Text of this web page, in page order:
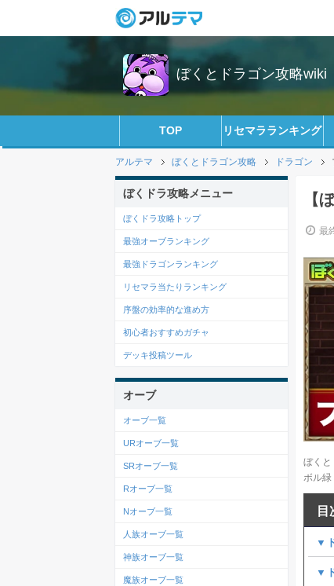
ぼくとドラゴン攻略wiki
TOP リセマラランキング
アルテマ ぼくとドラゴン攻略 ドラゴン
【
最
ぼくと
ボル緑
目
▼
▼
ぼくドラ攻略メニュー
ぼくドラ攻略トップ
最強オーブランキング
最強ドラゴンランキング
リセマラ当たりランキング
序盤の効率的な進め方
初心者おすすめガチャ
デッキ投稿ツール
オーブ
オーブ一覧
URオーブ一覧
SRオーブ一覧
Rオーブ一覧
Nオーブ一覧
人族オーブ一覧
神族オーブ一覧
魔族オーブ一覧